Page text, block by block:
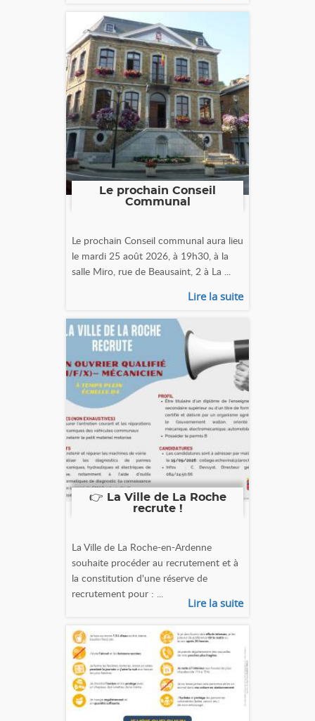
Le prochain Conseil
Communal
Le prochain Conseil communal aura lieu
le mardi 25 août 2026, à 19h30, à la
salle Miro, rue de Beausaint, 2 à La ...
Lire la suite
👉 La Ville de La Roche
recrute !
La Ville de La Roche-en-Ardenne
souhaite procéder au recrutement et à
la constitution d'une réserve de
recrutement pour : ...
Lire la suite